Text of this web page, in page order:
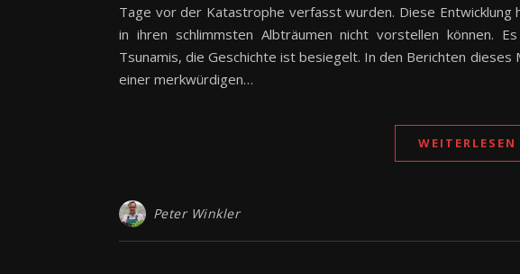
Tage vor der Katastrophe verfasst wurden. Diese
in ihren schlimmsten Albträumen nicht vorstellen können.
Tsunamis, die Geschichte ist besiegelt. In den Berichten
einer merkwürdigen…
WEITERLESEN
Peter Winkler